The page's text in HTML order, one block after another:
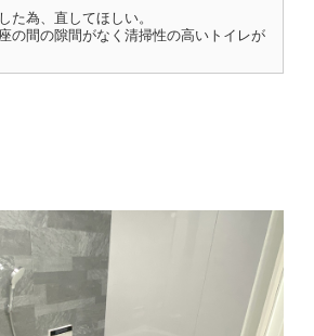
た為、直してほしい。
の間の隙間がなく清掃性の高いトイレが